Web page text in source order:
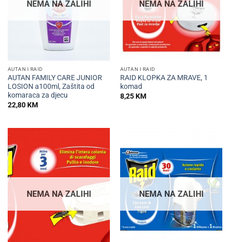
NEMA NA ZALIHI
AUTAN I RAID
AUTAN FAMILY CARE JUNIOR
LOSION a100ml, Zaštita od
komaraca za djecu
22,80KM
NEMA NA ZALIHI
AUTAN I RAID
RAID KLOPKA ZA MRAVE, 1
komad
8,25KM
NEMA NA ZALIHI NEMA NA ZALIHI